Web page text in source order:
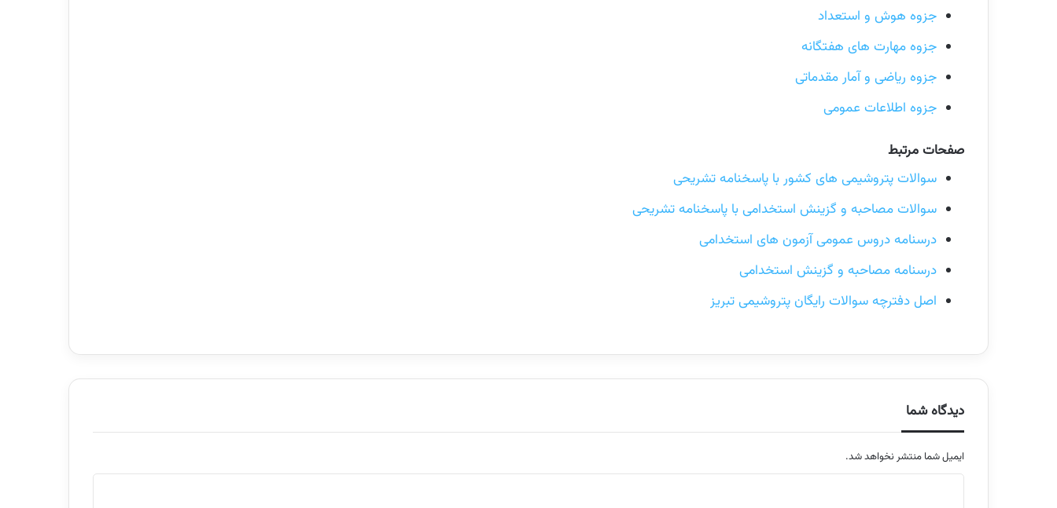
جزوه هوش و استعداد
جزوه مهارت های هفتگانه
جزوه ریاضی و آمار مقدماتی
جزوه اطلاعات عمومی
صفحات مرتبط
سوالات پتروشیمی های کشور با پاسخنامه تشریحی
سوالاتمصاحبه و گزینش استخدامی با پاسخنامه تشریحی
درسنامه دروس عمومی آزمون های استخدامی
درسنامه مصاحبه و گزینش استخدامی
اصل دفترچه سوالات رایگان پتروشیمی تبریز
دیدگاه شما
ایمیل شما منتشر نخواهد شد.